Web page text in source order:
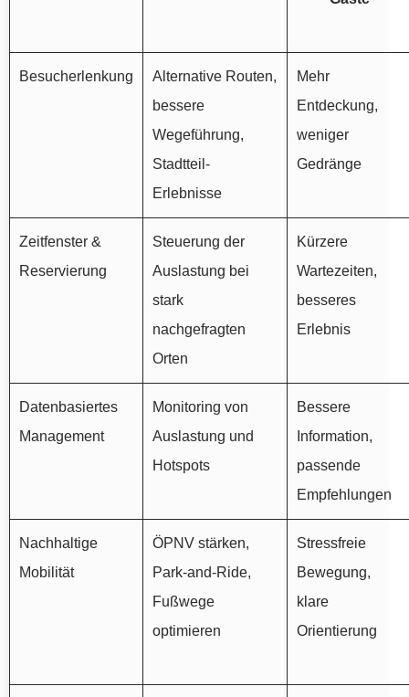
Besucherlenkung
Alternative Routen,
bessere
Wegeführung,
Stadtteil-
Erlebnisse
Mehr
Entdeckung,
weniger
Gedränge
Zeitfenster &
Reservierung
Steuerung der
Auslastung bei
stark
nachgefragten
Orten
Kürzere
Wartezeiten,
besseres
Erlebnis
Datenbasiertes
Management
Monitoring von
Auslastung und
Hotspots
Bessere
Information,
passende
Empfehlungen
Nachhaltige
Mobilität
ÖPNV stärken,
Park-and-Ride,
Fußwege
optimieren
Stressfreie
Bewegung,
klare
Orientierung